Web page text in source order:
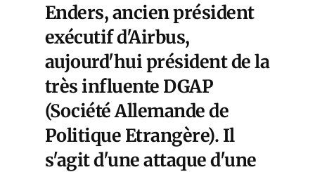
Enders, ancien président
exécutif d'Airbus,
aujourd'hui président de la
très influente DGAP
(Société Allemande de
Politique Etrangère). Il
s'agit d'une attaque d'une